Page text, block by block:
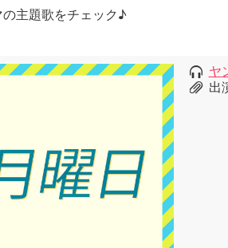
主題歌をチェック♪
ヤ
出